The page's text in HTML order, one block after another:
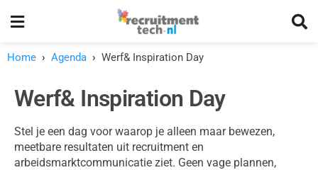
Home › Agenda › Werf& Inspiration Day
Werf& Inspiration Day
Stel je een dag voor waarop je alleen maar bewezen,
meetbare resultaten uit recruitment en
arbeidsmarktcommunicatie ziet. Geen vage plannen,